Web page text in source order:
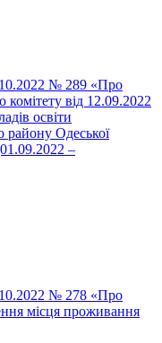
№ 289 «Про
від 12.09.2022
освіти
району Одеської
–
№ 278 «Про
місця проживання